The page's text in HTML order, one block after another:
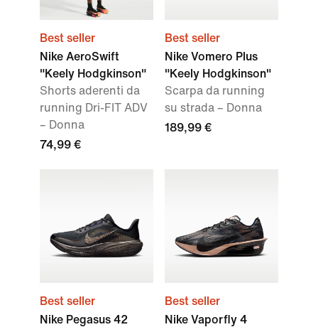
Best seller
Nike AeroSwift
"Keely Hodgkinson"
Shorts aderenti da
running Dri-FIT ADV
– Donna
74,99 €
Best seller
Nike Vomero Plus
"Keely Hodgkinson"
Scarpa da running
su strada – Donna
189,99 €
Best seller
Nike Pegasus 42
Best seller
Nike Vaporfly 4